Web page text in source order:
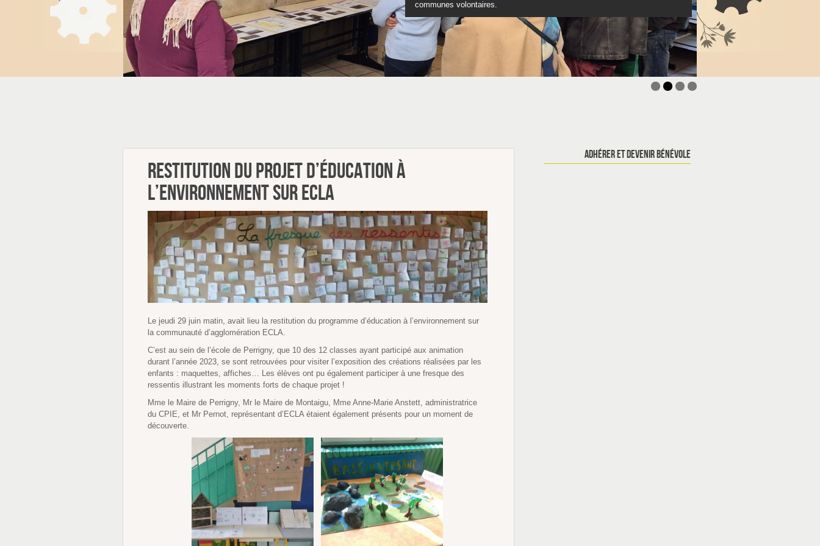
Tu as entre 12 et 17 ans ? Rejoins le secteur ado à Sellières !
communes volontaires.
Découvrez nos programmes scolaires d'éducation à l'environnement !
Feuilletez le catalogue de formations 2026
Restitution du projet d’éducation à
l’environnement sur ECLA
Le jeudi 29 juin matin, avait lieu la restitution du programme d’éducation à l’environnement sur
la communauté d’agglomération ECLA.
C’est au sein de l’école de Perrigny, que 10 des 12 classes ayant participé aux animation
durant l’année 2023, se sont retrouvées pour visiter l’exposition des créations réalisées par les
enfants : maquettes, affiches… Les élèves ont pu également participer à une fresque des
ressentis illustrant les moments forts de chaque projet !
Mme le Maire de Perrigny, Mr le Maire de Montaigu, Mme Anne-Marie Anstett, administratrice
du CPIE, et Mr Pernot, représentant d’ECLA étaient également présents pour un moment de
découverte.
ADHÉRER ET DEVENIR BÉNÉVOLE